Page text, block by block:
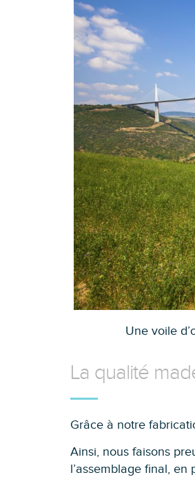
Une voile
La qualité
Grâce à notre
Ainsi, nous faisons
l’assemblage final,